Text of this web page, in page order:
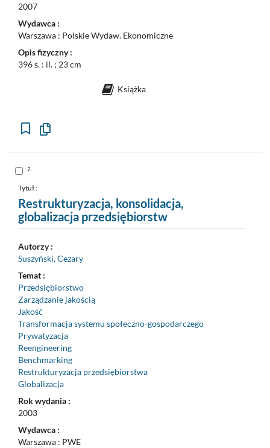
2007
Wydawca :
Warszawa : Polskie Wydaw. Ekonomiczne
Opis fizyczny :
396 s. : il. ; 23 cm
Książka
Kopiuj
Skocz
nr
2
2.
Tytuł :
Restrukturyzacja, konsolidacja,
globalizacja przedsiębiorstw
Autorzy :
Suszyński, Cezary
Temat :
Przedsiębiorstwo
Zarządzanie jakością
Jakość
Transformacja systemu społeczno-gospodarczego
Prywatyzacja
Reengineering
Benchmarking
Restrukturyzacja przedsiębiorstwa
Globalizacja
Rok wydania :
2003
Wydawca :
Warszawa : PWE